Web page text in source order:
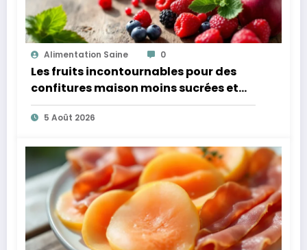
Alimentation Saine 0
Les fruits incontournables pour des
confitures maison moins sucrées et
plus légères
5 Août 2026